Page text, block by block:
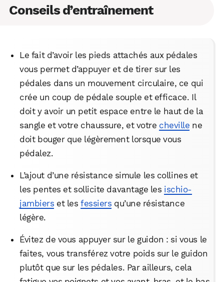
Conseils d’entraînement
Le fait d’avoir les pieds attachés aux pédales
vous permet d’appuyer et de tirer sur les
pédales dans un mouvement circulaire, ce qui
crée un coup de pédale souple et efficace. Il
doit y avoir un petit espace entre le haut de la
sangle et votre chaussure, et votre cheville ne
doit bouger que légèrement lorsque vous
pédalez.
L’ajout d’une résistance simule les collines et
les pentes et sollicite davantage les ischio-
jambiers et lesfessiers qu’une résistance
légère.
Évitez de vous appuyer sur le guidon : si vous le
faites, vous transférez votre poids sur le guidon
plutôt que sur les pédales. Par ailleurs, cela